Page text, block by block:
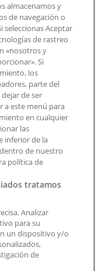
o en la
almacenamos y
de navegación o
seleccionas Aceptar
de rastreo
«nosotros y
Si
los
parte del
de ser
a este menú para
en cualquier
las
inferior de la
de nuestro
política de
tratamos
Analizar
para su
un dispositivo y/o
de